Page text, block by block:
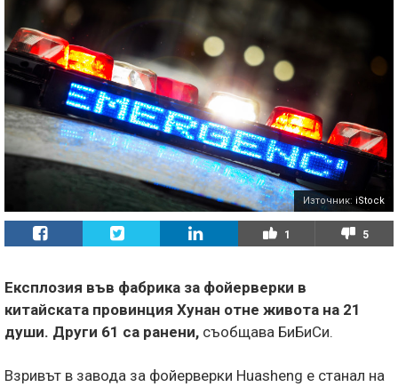
Източник: iStock
1 5
Експлозия във фабрика за фойерверки в
китайската провинция Хунан отне живота на 21
души. Други 61 са ранени, съобщава БиБиСи.
Взривът в завода за фойерверки Huasheng е станал на